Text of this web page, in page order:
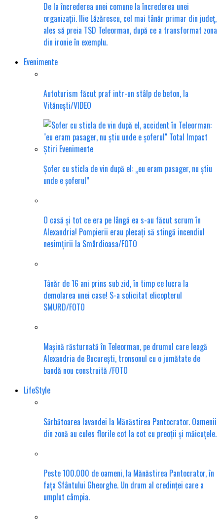
De la încrederea unei comune la încrederea unei
organizații. Ilie Lăzărescu, cel mai tânăr primar din județ,
ales să preia TSD Teleorman, după ce a transformat zona
din ironie în exemplu.
Evenimente
Autoturism făcut praf intr-un stâlp de beton, la
Vitănești/VIDEO
Șofer cu sticla de vin după el: „eu eram pasager, nu știu
unde e șoferul”
O casă și tot ce era pe lângă ea s-au făcut scrum în
Alexandria! Pompierii erau plecați să stingă incendiul
nesimțirii la Smârdioasa/FOTO
Tânăr de 16 ani prins sub zid, în timp ce lucra la
demolarea unei case! S-a solicitat elicopterul
SMURD/FOTO
Mașină răsturnată în Teleorman, pe drumul care leagă
Alexandria de București, tronsonul cu o jumătate de
bandă nou construită /FOTO
LifeStyle
Sărbătoarea lavandei la Mănăstirea Pantocrator. Oamenii
din zonă au cules florile cot la cot cu preoții și măicuțele.
Peste 100.000 de oameni, la Mănăstirea Pantocrator, în
fața Sfântului Gheorghe. Un drum al credinței care a
umplut câmpia.